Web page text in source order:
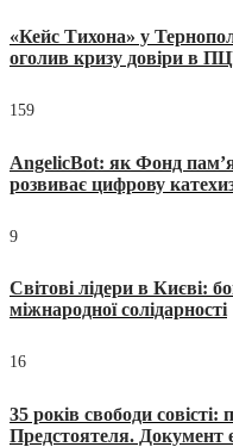
«Кейс Тихона» у
оголив кризу довіри в
159
AngelicBot: як Фонд
розвиває цифрову
9
Світові лідери в Києві:
міжнародної солідарності
16
35 років свободи совісті:
Предстоятеля. Документ